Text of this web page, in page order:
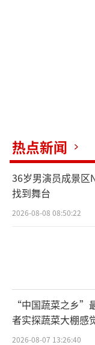
的傍晚，但他
子汉可以不那
助。这不是丢
任编辑：0882）
热点新闻
36岁男演员成景区
找到舞台
2026-08-08 08:50:22
“中国蔬菜之乡”
者实探蔬菜大棚
村民称只能凌晨两
2026-08-07 13:26:40